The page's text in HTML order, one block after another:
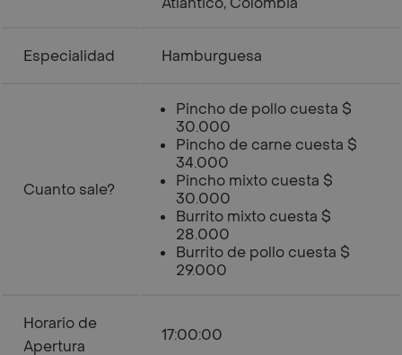
Especialidad Hamburguesa
Cuanto sale?
Pincho de pollo cuesta $
30.000
Pincho de carne cuesta $
34.000
Pincho mixto cuesta $
30.000
Burrito mixto cuesta $
28.000
Burrito de pollo cuesta $
29.000
Horario de
Apertura
17:00:00